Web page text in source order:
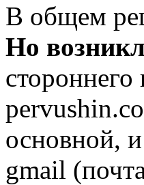
В общем
Но
стороннего
основной,
gmail